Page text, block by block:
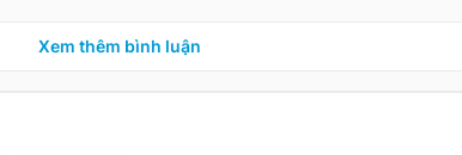
Xem thêm bình luận